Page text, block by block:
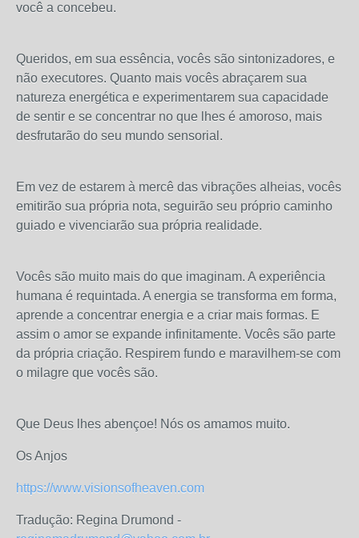
você a concebeu.
Queridos, em sua essência, vocês são sintonizadores, e
não executores. Quanto mais vocês abraçarem sua
natureza energética e experimentarem sua capacidade
de sentir e se concentrar no que lhes é amoroso, mais
desfrutarão do seu mundo sensorial.
Em vez de estarem à mercê das vibrações alheias, vocês
emitirão sua própria nota, seguirão seu próprio caminho
guiado e vivenciarão sua própria realidade.
Vocês são muito mais do que imaginam. A experiência
humana é requintada. A energia se transforma em forma,
aprende a concentrar energia e a criar mais formas. E
assim o amor se expande infinitamente. Vocês são parte
da própria criação. Respirem fundo e maravilhem-se com
o milagre que vocês são.
Que Deus lhes abençoe! Nós os amamos muito.
Os Anjos
https://www.visionsofheaven.com
Tradução: Regina Drumond -